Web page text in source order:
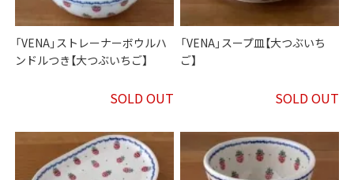
「VENA」ストレーナーボウルハ
ンドルつき【大つぶいちご】
SOLD OUT
「VENA」スープ皿【大つぶいち
ご】
SOLD OUT